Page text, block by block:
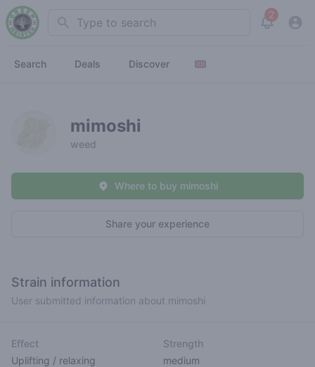
Search 2
View
Search Deals Discover
mimoshi
weed
Share your experience
Where to buy mimoshi
Strain information
User submitted information about mimoshi
Effect
Uplifting / relaxing
Strength
medium